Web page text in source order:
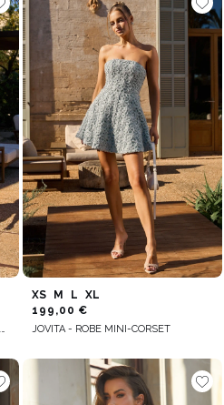
FIORA - MINI CORSETÉE AVEC CHÂLE DÉCORATIF
XS M L
XL
199,00 €
JOVITA - ROBE MINI-CORSET